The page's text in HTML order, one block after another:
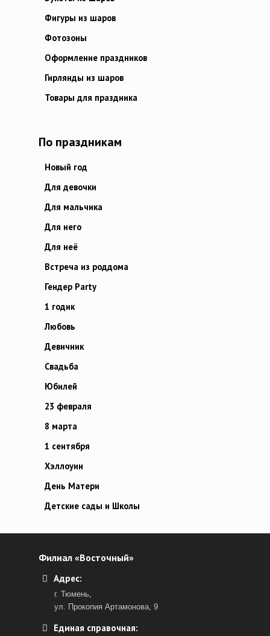
Фигуры из шаров
Фотозоны
Оформление праздников
Гирлянды из шаров
Товары для праздника
По праздникам
Новый год
Для девочки
Для мальчика
Для него
Для неё
Встреча из роддома
Гендер Party
1 годик
Любовь
Девичник
Свадьба
Юбилей
23 февраля
8 марта
1 сентября
Хэллоуин
День Матери
Детские сады и Школы
Филиал «Восточный»
Адрес:
г. Тюмень,
ул. Прокопия Артамонова, 9
Единая справочная: